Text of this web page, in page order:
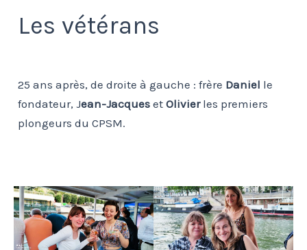
Les vétérans
25 ans après, de droite à gauche : frère Daniel le
fondateur, Jean-Jacqueset Olivierles premiers
plongeurs du CPSM.